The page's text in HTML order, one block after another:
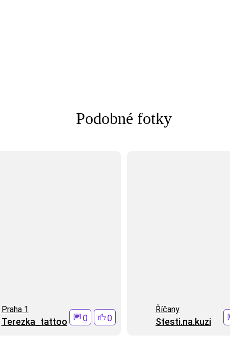
Podobné fotky
Praha 1
Terezka_tattoo 0 0
Ří­čany
Stesti.na.kuzi